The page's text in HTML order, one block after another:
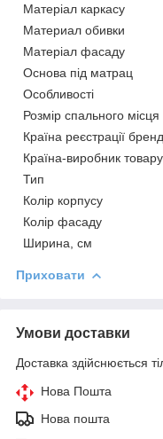
Матеріал каркасу
Материал обивки
Матеріал фасаду
Основа під матрац
Особливості
Розмір спального місця
Країна реєстрації
Країна-виробник товару
Тип
Колір корпусу
Колір фасаду
Ширина, см
Приховати
Умови доставки
Доставка здійснюється
Нова Пошта
Нова пошта